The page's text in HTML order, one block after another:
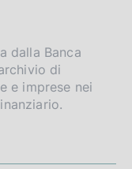
dalla Banca
di
e imprese nei